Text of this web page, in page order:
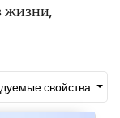
жизни,
жизни и
правило,
в
свойства